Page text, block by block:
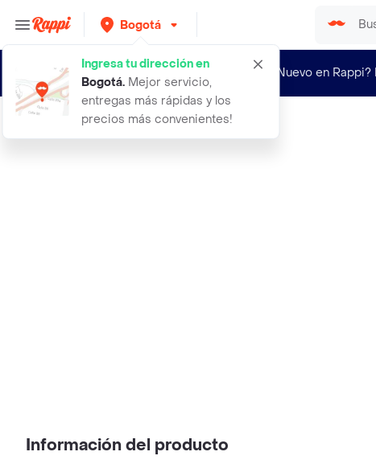
Bogotá
Ingresa tu dirección en
Bogotá. Mejor servicio,
entregas más rápidas y los
precios más convenientes!
¿Nuevo en Rappi?
aceite de eucaliptol
Información del producto